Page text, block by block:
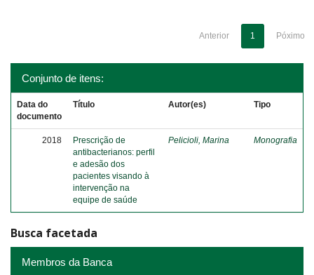
Anterior 1 Póximo
Conjunto de itens:
Data do
documento
Título Autor(es) Tipo
2018
Prescrição de
antibacterianos: perfil
e adesão dos
pacientes visando à
intervenção na
equipe de saúde
Pelicioli, Marina Monografia
Busca facetada
Membros da Banca